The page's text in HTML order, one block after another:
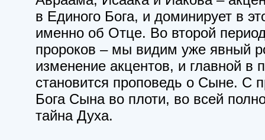
в Единого Бога, и доминирует в
именно об Отце. Во второй
пророков – мы видим уже явный
изменение акцентов, и главной в
становится проповедь о Сыне. С
Бога Сына во плоти, во всей
тайна Духа.